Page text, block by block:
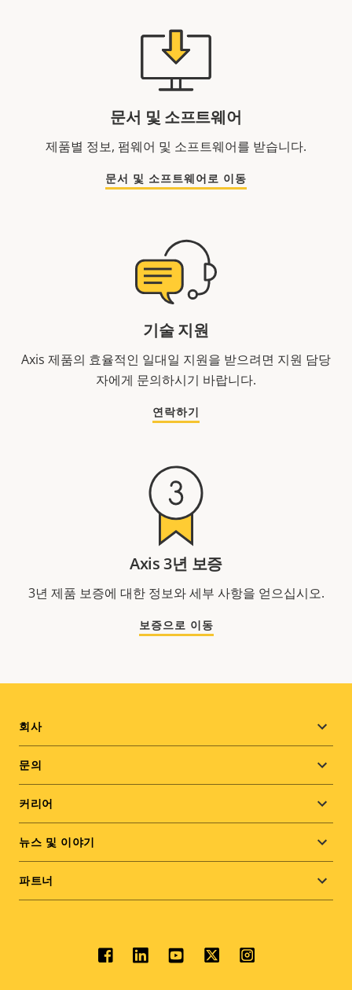
문서 및 소프트웨어
제품별 정보, 펌웨어 및 소프트웨어를 받습니다.
문서 및 소프트웨어로 이동
기술 지원
Axis 제품의 효율적인 일대일 지원을 받으려면 지원 담당
자에게 문의하시기 바랍니다.
연락하기
Axis 3년 보증
3년 제품 보증에 대한 정보와 세부 사항을 얻으십시오.
보증으로 이동
Footer
menu
회사
문의
커리어
뉴스 및 이야기
파트너
Social